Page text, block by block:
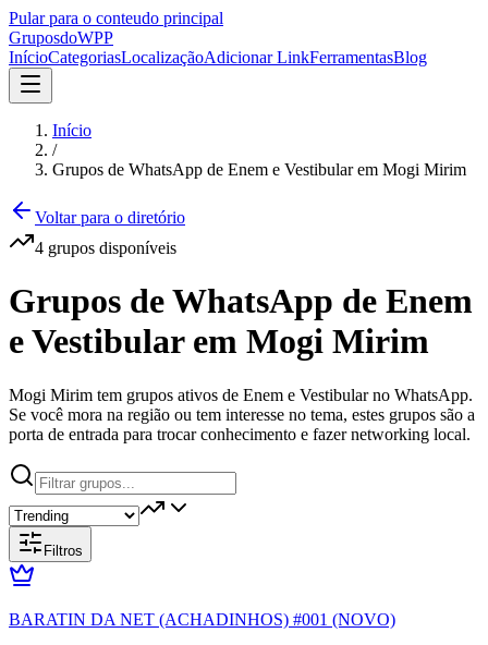
Pular para o conteudo principal
GruposdoWPP
InícioCategoriasLocalizaçãoAdicionar LinkFerramentasBlog
Início
/
Grupos de WhatsApp de Enem e Vestibular em Mogi Mirim
Voltar para o diretório
4 grupos disponíveis
Grupos de WhatsApp de Enem
e Vestibular em Mogi Mirim
Mogi Mirim tem grupos ativos de Enem e Vestibular no WhatsApp.
Se você mora na região ou tem interesse no tema, estes grupos são a
porta de entrada para trocar conhecimento e fazer networking local.
Filtros
BARATIN DA NET (ACHADINHOS) #001 (NOVO)